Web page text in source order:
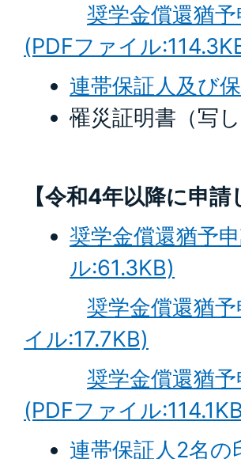
奨学金償還猶
(PDFファイル
連帯保証人及び
罹災証明書（写し
【令和4年以降に申請
奨学金償還猶予
ル:61.3KB)
奨学金償還猶
イル:17.7KB)
奨学金償還猶
(PDFファイル
連帯保証人2名の